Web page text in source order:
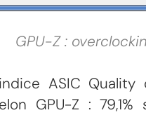
GPU-Z :
ASIC Quality
GPU-Z :